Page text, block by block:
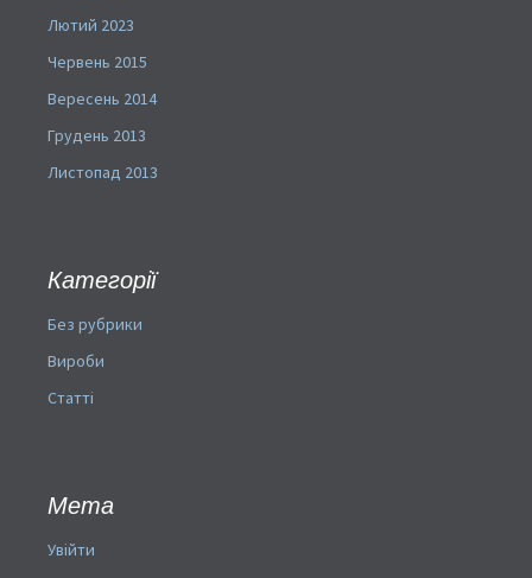
Лютий 2023
Червень 2015
Вересень 2014
Грудень 2013
Листопад 2013
Категорії
Без рубрики
Вироби
Статті
Мета
Увійти